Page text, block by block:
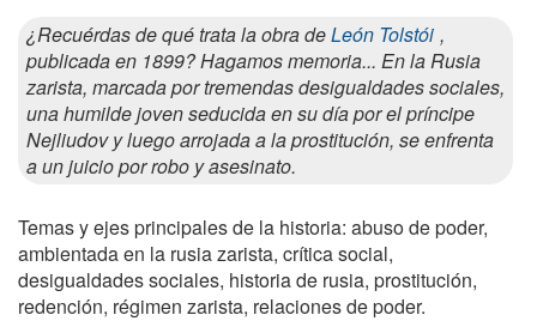
¿Recuérdas de qué trata la obra deLeón Tolstói ,
publicada en 1899? Hagamos memoria... En la Rusia
zarista, marcada por tremendas desigualdades sociales,
una humilde joven seducida en su día por el príncipe
Nejliudov y luego arrojada a la prostitución, se enfrenta
a un juicio por robo y asesinato.
Temas y ejes principales de la historia: abuso de poder,
ambientada en la rusia zarista, crítica social,
desigualdades sociales, historia de rusia, prostitución,
redención, régimen zarista, relaciones de poder.